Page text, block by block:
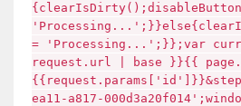
= 'Processing...';}};var
request.url | base }}{{
ea11-a817-